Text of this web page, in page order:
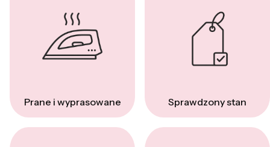
Prane i wyprasowane Sprawdzony stan